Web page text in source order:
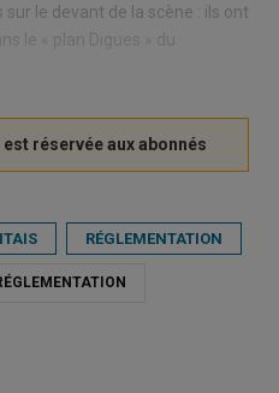
le devant de la scène : ils ont
RÉGLEMENTATION